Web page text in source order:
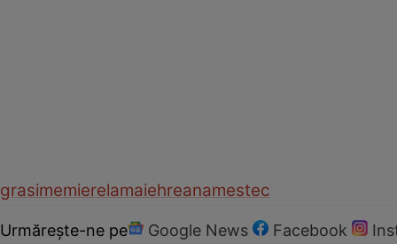
grasimemierelamaiehreanamestec
Urmărește-ne pe Google News Facebook